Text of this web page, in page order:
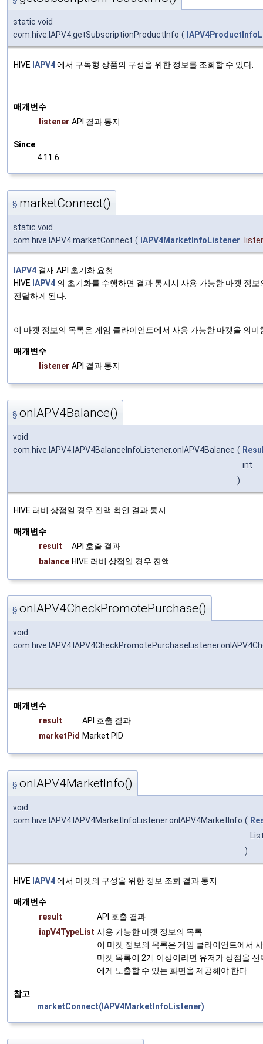
static void
com.hive.IAPV4.getSubscriptionProductInfo (
HIVE IAPV4에서 구독형 상품의 구성을 위한 정보를 조회할 수 있다.
매개변수
listener API 결과 통지
Since
4.11.6
§ marketConnect()
static void
com.hive.IAPV4.marketConnect ( IAPV4MarketInfoListener
IAPV4 결재 API 초기화 요청
HIVE IAPV4 의 초기화를 수행하면 결과 통지시 사용 가능한 마켓 정보
전달하게 된다.
이 마켓 정보의 목록은 게임 클라이언트에서 사용 가능한 마켓을 의미
매개변수
listener API 결과 통지
§ onIAPV4Balance()
void
com.hive.IAPV4.IAPV4BalanceInfoListener.onIAPV4Balance (
int
)
HIVE 러비 상점일 경우 잔액 확인 결과 통지
매개변수
result
API 호출 결과
balance HIVE 러비 상점일 경우 잔액
§ onIAPV4CheckPromotePurchase()
void
매개변수
result
API 호출 결과
marketPid Market PID
§ onIAPV4MarketInfo()
void
com.hive.IAPV4.IAPV4MarketInfoListener.onIAPV4MarketInfo (
)
HIVE IAPV4에서 마켓의 구성을 위한 정보 조회 결과 통지
매개변수
result
API 호출 결과
iapV4TypeList 사용 가능한 마켓 정보의 목록
이 마켓 정보의 목록은 게임 클라이언트에서
마켓 목록이 2개 이상이라면 유저가 상점을
에게 노출할 수 있는 화면을 제공해야 한다
참고
marketConnect(IAPV4MarketInfoListener)